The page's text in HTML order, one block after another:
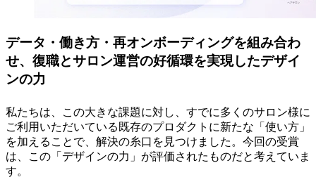
データ・働き方・再オンボーディングを組み合わ
せ、復職とサロン運営の好循環を実現したデザイ
ンの力
私たちは、この大きな課題に対し、すでに多くのサロン様に
ご利用いただいている既存のプロダクトに新たな「使い方」
を加えることで、解決の糸口を見つけました。今回の受賞
は、この「デザインの力」が評価されたものだと考えていま
す。